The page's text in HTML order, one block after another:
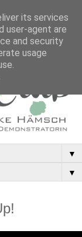
▼
▼
its services
user-agent are
and security
usage